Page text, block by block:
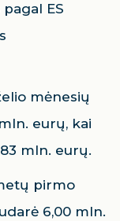
ES
mėnesių
eurų, kai
mln. eurų.
pirmo
6,00 mln.